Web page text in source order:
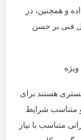
و همچنین، در
فنی بر حسن
ویژه
هستند برای
و متناسب شرایط
متناسب با نیاز